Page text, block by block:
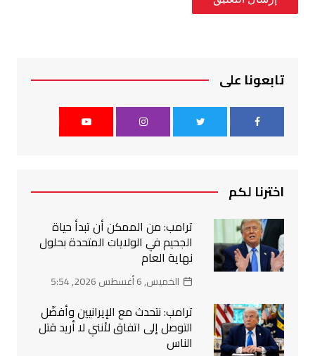
تابعونا على
اخترنا لكم
ترامب: من الممكن أن تبدأ حياة
الجحيم في الولايات المتحدة بحلول
نهاية العام
الخميس, 6 أغسطس 2026, 5:54
ترامب: نتحدث مع الإيرانيين وأفضّل
التوصل إلى اتفاق لأنني لا أريد قتل
الناس